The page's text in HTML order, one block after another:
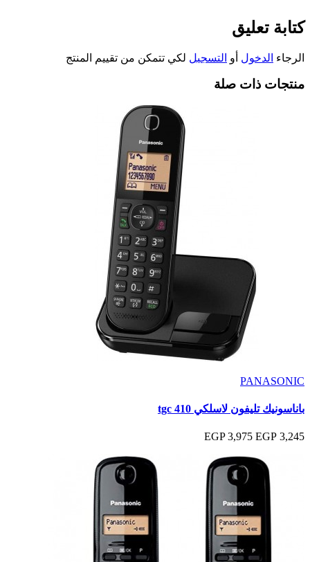
كتابة تعليق
الرجاء الدخول أو التسجيل لكي تتمكن من تقييم المنتج
منتجات ذات صلة
PANASONIC
باناسونيك تليفون لاسلكي tgc 410
3,245 EGP
3,975 EGP